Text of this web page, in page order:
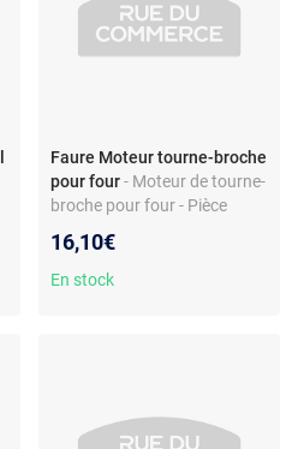
Faure Moteur tourne-broche
pour four - Moteur de tourne-
broche pour four - Pièce
pyrolyse - Réf. 337247601 -
Pour modèles Faure/Arthur
16,10€
En stock